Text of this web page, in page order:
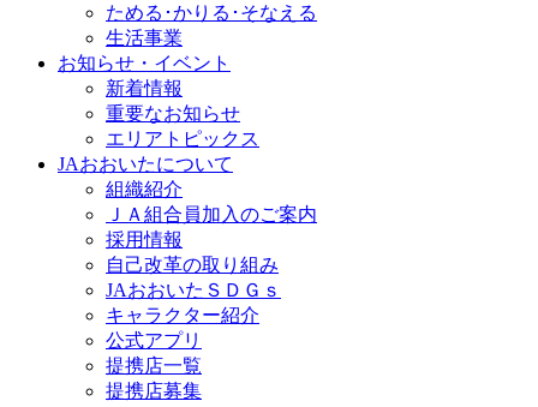
ためる･かりる･そなえる
生活事業
お知らせ・イベント
新着情報
重要なお知らせ
エリアトピックス
JAおおいたについて
組織紹介
ＪＡ組合員加入のご案内
採用情報
自己改革の取り組み
JAおおいたＳＤＧｓ
キャラクター紹介
公式アプリ
提携店一覧
提携店募集